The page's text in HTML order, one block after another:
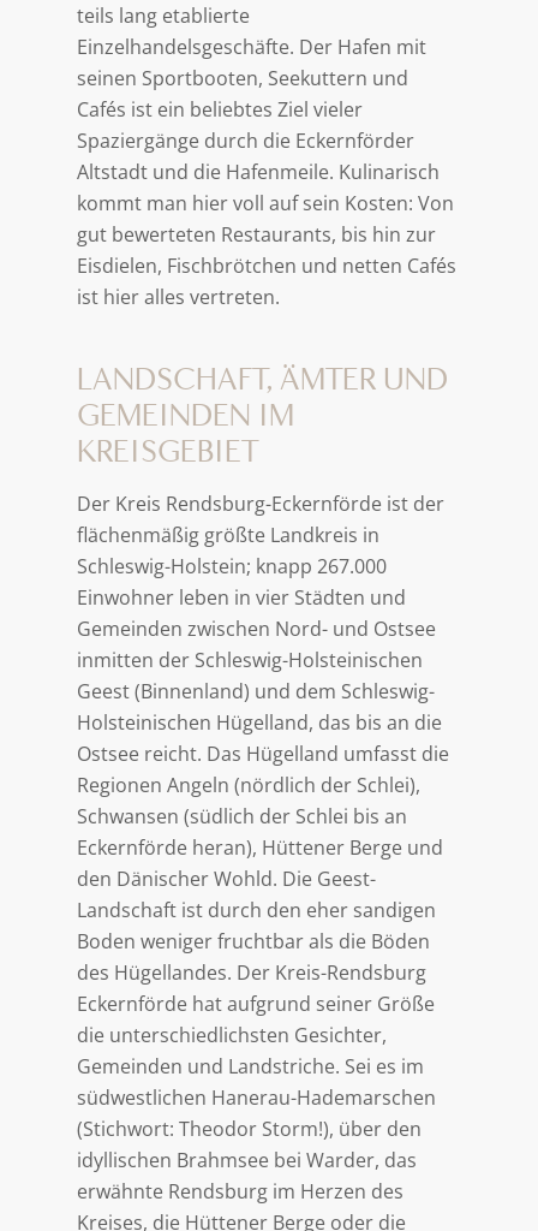
teils lang etablierte
Einzelhandelsgeschäfte. Der Hafen mit
seinen Sportbooten, Seekuttern und
Cafés ist ein beliebtes Ziel vieler
Spaziergänge durch die Eckernförder
Altstadt und die Hafenmeile. Kulinarisch
kommt man hier voll auf sein Kosten: Von
gut bewerteten Restaurants, bis hin zur
Eisdielen, Fischbrötchen und netten Cafés
ist hier alles vertreten.
LANDSCHAFT, ÄMTER UND
GEMEINDEN IM
KREISGEBIET
Der Kreis Rendsburg-Eckernförde ist der
flächenmäßig größte Landkreis in
Schleswig-Holstein; knapp 267.000
Einwohner leben in vier Städten und
Gemeinden zwischen Nord- und Ostsee
inmitten der Schleswig-Holsteinischen
Geest (Binnenland) und dem Schleswig-
Holsteinischen Hügelland, das bis an die
Ostsee reicht. Das Hügelland umfasst die
Regionen Angeln (nördlich der Schlei),
Schwansen (südlich der Schlei bis an
Eckernförde heran), Hüttener Berge und
den Dänischer Wohld. Die Geest-
Landschaft ist durch den eher sandigen
Boden weniger fruchtbar als die Böden
des Hügellandes. Der Kreis-Rendsburg
Eckernförde hat aufgrund seiner Größe
die unterschiedlichsten Gesichter,
Gemeinden und Landstriche. Sei es im
südwestlichen Hanerau-Hademarschen
(Stichwort: Theodor Storm!), über den
idyllischen Brahmsee bei Warder, das
erwähnte Rendsburg im Herzen des
Kreises, die Hüttener Berge oder die